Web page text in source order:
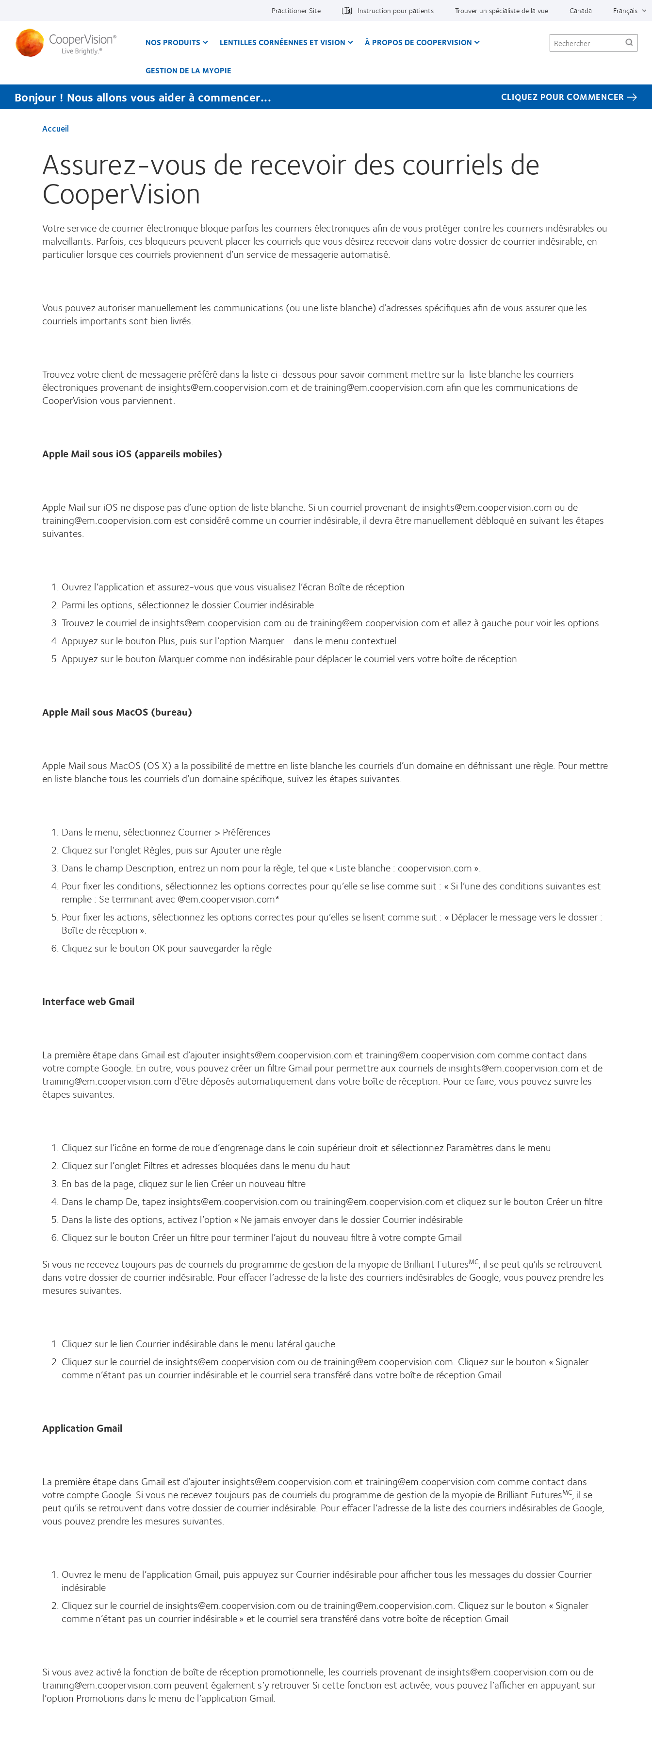
principal
Practitioner Site Instruction pour patients Trouver un spécialiste de la vue Canada Français
NOS PRODUITS LENTILLES CORNÉENNES ET VISION À PROPOS DE COOPERVISION
GESTION DE LA MYOPIE
Rechercher
Bonjour ! Nous allons vous aider à commencer... CLIQUEZ POUR COMMENCER
Accueil
Assurez-vous de recevoir des courriels de
CooperVision
Votre service de courrier électronique bloque parfois les courriers électroniques afin de vous protéger contre les courriers indésirables ou
malveillants. Parfois, ces bloqueurs peuvent placer les courriels que vous désirez recevoir dans votre dossier de courrier indésirable, en
particulier lorsque ces courriels proviennent d’un service de messagerie automatisé.
Vous pouvez autoriser manuellement les communications (ou une liste blanche) d’adresses spécifiques afin de vous assurer que les
courriels importants sont bien livrés.
Trouvez votre client de messagerie préféré dans la liste ci-dessous pour savoir comment mettre sur la liste blanche les courriers
électroniques provenant de insights@em.coopervision.com et de training@em.coopervision.com afin que les communications de
CooperVision vous parviennent.
Apple Mail sous iOS (appareils mobiles)
Apple Mail sur iOS ne dispose pas d’une option de liste blanche. Si un courriel provenant de insights@em.coopervision.com ou de
training@em.coopervision.com est considéré comme un courrier indésirable, il devra être manuellement débloqué en suivant les étapes
suivantes.
Ouvrez l’application et assurez-vous que vous visualisez l’écran Boîte de réception
Parmi les options, sélectionnez le dossier Courrier indésirable
Trouvez le courriel de insights@em.coopervision.com ou de training@em.coopervision.com et allez à gauche pour voir les options
Appuyez sur le bouton Plus, puis sur l’option Marquer... dans le menu contextuel
Appuyez sur le bouton Marquer comme non indésirable pour déplacer le courriel vers votre boîte de réception
Apple Mail sous MacOS (bureau)
Apple Mail sous MacOS (OS X) a la possibilité de mettre en liste blanche les courriels d’un domaine en définissant une règle. Pour mettre
en liste blanche tous les courriels d’un domaine spécifique, suivez les étapes suivantes.
Dans le menu, sélectionnez Courrier > Préférences
Cliquez sur l’onglet Règles, puis sur Ajouter une règle
Dans le champ Description, entrez un nom pour la règle, tel que « Liste blanche : coopervision.com ».
Pour fixer les conditions, sélectionnez les options correctes pour qu’elle se lise comme suit : « Si l’une des conditions suivantes est
remplie : Se terminant avec @em.coopervision.com*
Pour fixer les actions, sélectionnez les options correctes pour qu’elles se lisent comme suit : « Déplacer le message vers le dossier :
Boîte de réception ».
Cliquez sur le bouton OK pour sauvegarder la règle
Interface web Gmail
La première étape dans Gmail est d’ajouter insights@em.coopervision.com et training@em.coopervision.com comme contact dans
votre compte Google. En outre, vous pouvez créer un filtre Gmail pour permettre aux courriels de insights@em.coopervision.com et de
training@em.coopervision.com d’être déposés automatiquement dans votre boîte de réception. Pour ce faire, vous pouvez suivre les
étapes suivantes.
Cliquez sur l’icône en forme de roue d’engrenage dans le coin supérieur droit et sélectionnez Paramètres dans le menu
Cliquez sur l’onglet Filtres et adresses bloquées dans le menu du haut
En bas de la page, cliquez sur le lien Créer un nouveau filtre
Dans le champ De, tapez insights@em.coopervision.com ou training@em.coopervision.com et cliquez sur le bouton Créer un filtre
Dans la liste des options, activez l’option « Ne jamais envoyer dans le dossier Courrier indésirable
Cliquez sur le bouton Créer un filtre pour terminer l’ajout du nouveau filtre à votre compte Gmail
Si vous ne recevez toujours pas de courriels du programme de gestion de la myopie de Brilliant FuturesMC, il se peut qu’ils se retrouvent
dans votre dossier de courrier indésirable. Pour effacer l’adresse de la liste des courriers indésirables de Google, vous pouvez prendre les
mesures suivantes.
Cliquez sur le lien Courrier indésirable dans le menu latéral gauche
Cliquez sur le courriel de insights@em.coopervision.com ou de training@em.coopervision.com. Cliquez sur le bouton « Signaler
comme n’étant pas un courrier indésirable et le courriel sera transféré dans votre boîte de réception Gmail
Application Gmail
La première étape dans Gmail est d’ajouter insights@em.coopervision.com et training@em.coopervision.com comme contact dans
votre compte Google. Si vous ne recevez toujours pas de courriels du programme de gestion de la myopie de Brilliant FuturesMC, il se
peut qu’ils se retrouvent dans votre dossier de courrier indésirable. Pour effacer l’adresse de la liste des courriers indésirables de Google,
vous pouvez prendre les mesures suivantes.
Ouvrez le menu de l’application Gmail, puis appuyez sur Courrier indésirable pour afficher tous les messages du dossier Courrier
indésirable
Cliquez sur le courriel de insights@em.coopervision.com ou de training@em.coopervision.com. Cliquez sur le bouton « Signaler
comme n’étant pas un courrier indésirable » et le courriel sera transféré dans votre boîte de réception Gmail
Si vous avez activé la fonction de boîte de réception promotionnelle, les courriels provenant de insights@em.coopervision.com ou de
training@em.coopervision.com peuvent également s’y retrouver Si cette fonction est activée, vous pouvez l’afficher en appuyant sur
l’option Promotions dans le menu de l’application Gmail.